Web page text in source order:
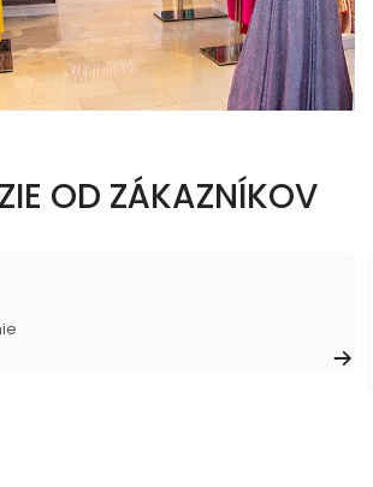
OD ZÁKAZNÍKOV